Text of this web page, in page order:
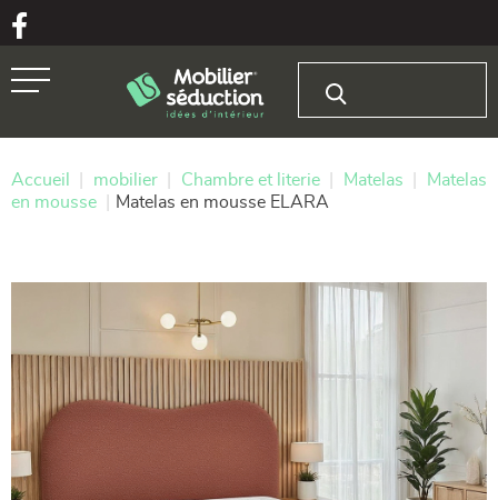
Aller au texte
Aller au menu
Accueil mobilier Chambre et literie Matelas
Matelas
en mousse
Matelas en mousse ELARA